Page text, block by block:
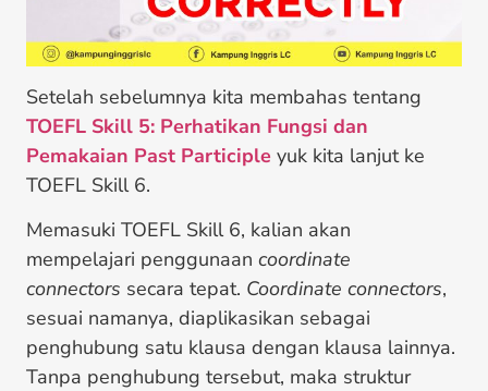
Setelah sebelumnya kita membahas tentang
TOEFL Skill 5: Perhatikan Fungsi dan
Pemakaian Past Participle yuk kita lanjut ke
TOEFL Skill 6.
Memasuki TOEFL Skill 6, kalian akan
mempelajari penggunaan coordinate
connectors secara tepat. Coordinate connectors,
sesuai namanya, diaplikasikan sebagai
penghubung satu klausa dengan klausa lainnya.
Tanpa penghubung tersebut, maka struktur